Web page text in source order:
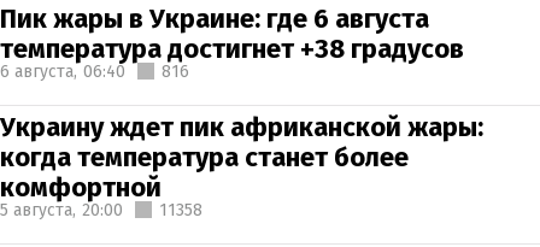
Пик жары в Украине: где 6 августа
температура достигнет +38 градусов
6 августа, 06:40 816
Украину ждет пик африканской жары:
когда температура станет более
комфортной
5 августа, 20:00 11358